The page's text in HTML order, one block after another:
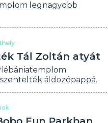
legnagyobb
Tál Zoltán atyát
áldozópappá.